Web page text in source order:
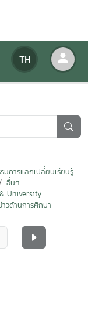
TH
มการแลกเปลี่ยนเรียนรู้
อื่นๆ
University
าวด้านการศึกษา